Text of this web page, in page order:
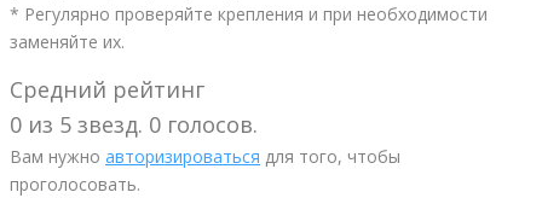
* Регулярно проверяйте крепления и при необходимости
заменяйте их.
Средний рейтинг
0 из 5 звезд. 0 голосов.
Вам нужно авторизироваться для того, чтобы
проголосовать.